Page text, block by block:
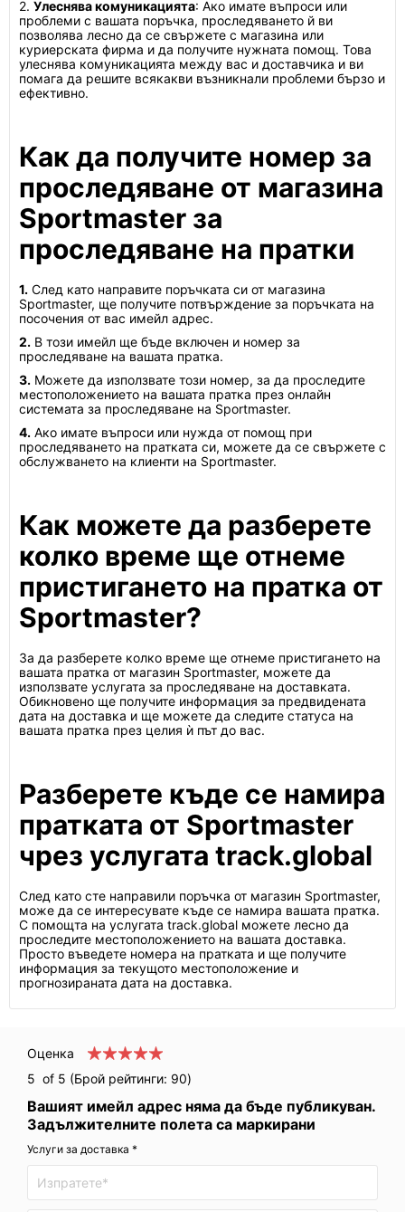
2. Улеснява комуникацията: Ако имате въпроси или
проблеми с вашата поръчка, проследяването й ви
позволява лесно да се свържете с магазина или
куриерската фирма и да получите нужната помощ. Това
улеснява комуникацията между вас и доставчика и ви
помага да решите всякакви възникнали проблеми бързо и
ефективно.
Как да получите номер за
проследяване от магазина
Sportmaster за
проследяване на пратки
1. След като направите поръчката си от магазина
Sportmaster, ще получите потвърждение за поръчката на
посочения от вас имейл адрес.
2. В този имейл ще бъде включен и номер за
проследяване на вашата пратка.
3. Можете да използвате този номер, за да проследите
местоположението на вашата пратка през онлайн
системата за проследяване на Sportmaster.
4. Ако имате въпроси или нужда от помощ при
проследяването на пратката си, можете да се свържете с
обслужването на клиенти на Sportmaster.
Как можете да разберете
колко време ще отнеме
пристигането на пратка от
Sportmaster?
За да разберете колко време ще отнеме пристигането на
вашата пратка от магазин Sportmaster, можете да
използвате услугата за проследяване на доставката.
Обикновено ще получите информация за предвидената
дата на доставка и ще можете да следите статуса на
вашата пратка през целия ѝ път до вас.
Разберете къде се намира
пратката от Sportmaster
чрез услугата track.global
След като сте направили поръчка от магазин Sportmaster,
може да се интересувате къде се намира вашата пратка.
С помощта на услугата track.global можете лесно да
проследите местоположението на вашата доставка.
Просто въведете номера на пратката и ще получите
информация за текущото местоположение и
прогнозираната дата на доставка.
Оценка
5 of 5 (Брой рейтинги: 90)
Вашият имейл адрес няма да бъде публикуван.
Задължителните полета са маркирани
Услуги за доставка *